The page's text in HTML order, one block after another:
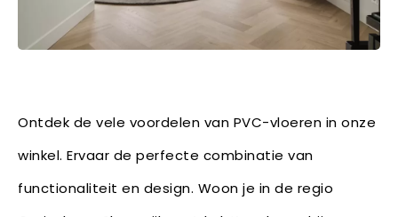
Ontdek de vele voordelen van PVC-vloeren in onze
winkel. Ervaar de perfecte combinatie van
functionaliteit en design. Woon je in de regio